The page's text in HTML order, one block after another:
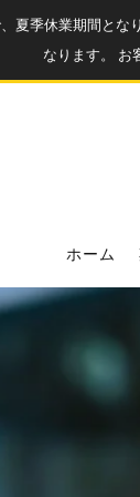
夏季休業期間と
なります。 お
ホーム